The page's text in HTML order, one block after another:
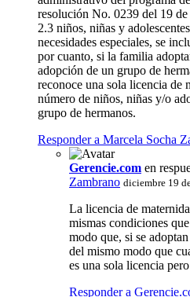
resolución No. 0239 del 19
2.3 niños, niñas y
necesidades especiales, se
por cuanto, si la familia
adopción de un grupo de
reconoce una sola licencia de
número de niños, niñas y/o
grupo de hermanos.
Responder a Marcela Socha
Gerencie.com en
Zambrano diciembre 19
La licencia de
mismas condiciones
modo que, si se
del mismo modo que
es una sola licencia
Responder a